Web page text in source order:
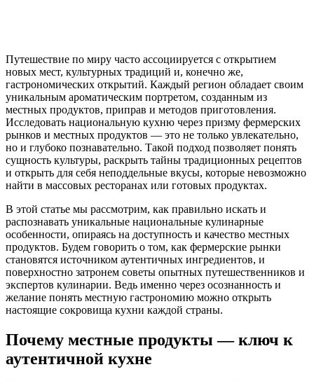
Путешествие по миру часто ассоциируется с открытием
новых мест, культурных традиций и, конечно же,
гастрономических открытий. Каждый регион обладает своим
уникальным ароматическим портретом, созданным из
местных продуктов, приправ и методов приготовления.
Исследовать национальную кухню через призму фермерских
рынков и местных продуктов — это не только увлекательно,
но и глубоко познавательно. Такой подход позволяет понять
сущность культуры, раскрыть тайны традиционных рецептов
и открыть для себя неподдельные вкусы, которые невозможно
найти в массовых ресторанах или готовых продуктах.
В этой статье мы рассмотрим, как правильно искать и
распознавать уникальные национальные кулинарные
особенности, опираясь на доступность и качество местных
продуктов. Будем говорить о том, как фермерские рынки
становятся источником аутентичных ингредиентов, и
поверхностно затронем советы опытных путешественников и
экспертов кулинарии. Ведь именно через осознанность и
желание понять местную гастрономию можно открыть
настоящие сокровища кухни каждой страны.
Почему местные продукты — ключ к
аутентичной кухне